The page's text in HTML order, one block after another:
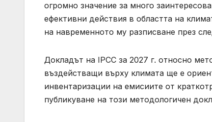
огромно значение за много
ефективни действия в областта на
на навременното му разписване през
Докладът на IPCC за 2027 г. относно
въздействащи върху климата ще е
инвентаризации на емисиите от
публикуване на този методологичен